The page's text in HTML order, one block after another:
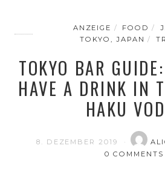
ANZEIGE FOOD
TOKYO, JAPAN
TOKYO BAR
HAVE A DRINK IN
HAKU
8. DEZEMBER 2019
0 COMMENTS